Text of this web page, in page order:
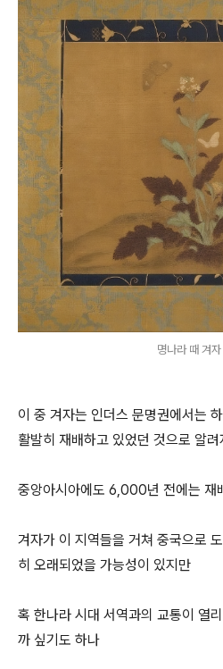
명나라 때 겨
이 중 겨자는 인더스 문명권에서는
활발히 재배하고 있었던 것으로 알려
중앙아시아에도 6,000년 전에는 재
겨자가 이 지역들을 거쳐 중국으로
히 오래되었을 가능성이 있지만
혹 한나라 시대 서역과의 교통이 열
까 싶기도 하나